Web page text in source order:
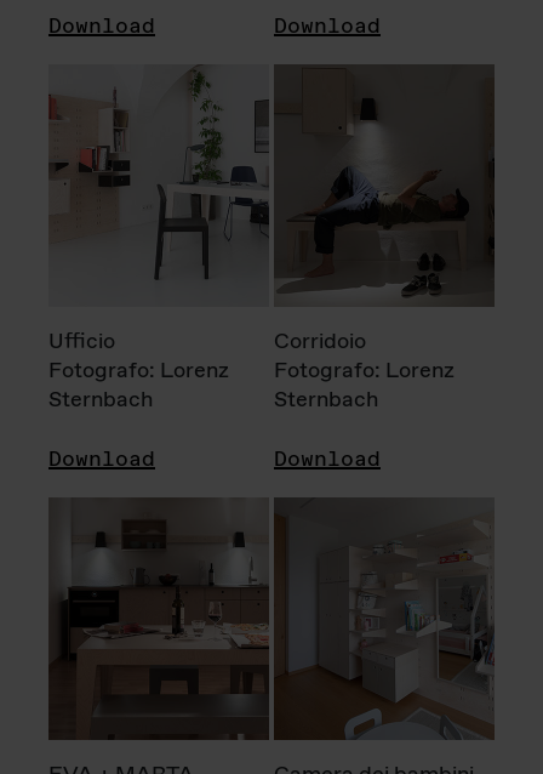
Download Download
Ufficio
Fotografo: Lorenz
Sternbach
Download
Corridoio
Fotografo: Lorenz
Sternbach
Download